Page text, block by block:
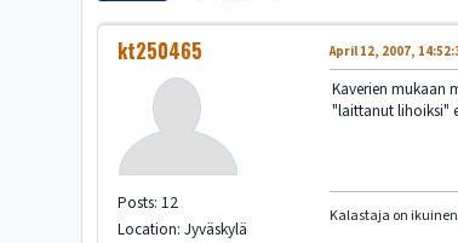
kt250465
Posts: 12
Location: Jyväskylä
April 12, 2007,
Kaverien mukaan
"laittanut lihoiksi"
Kalastaja on